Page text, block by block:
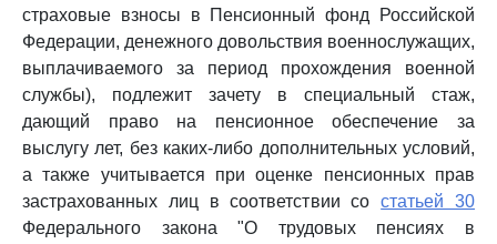
страховые взносы в Пенсионный фонд Российской
Федерации, денежного довольствия военнослужащих,
выплачиваемого за период прохождения военной
службы), подлежит зачету в специальный стаж,
дающий право на пенсионное обеспечение за
выслугу лет, без каких-либо дополнительных условий,
а также учитывается при оценке пенсионных прав
застрахованных лиц в соответствии состатьей 30
Федерального закона "О трудовых пенсиях в